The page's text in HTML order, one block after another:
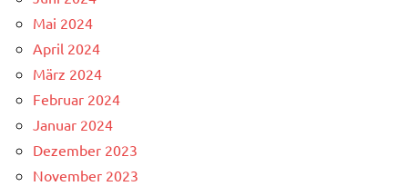
Mai 2024
April 2024
März 2024
Februar 2024
Januar 2024
Dezember 2023
November 2023